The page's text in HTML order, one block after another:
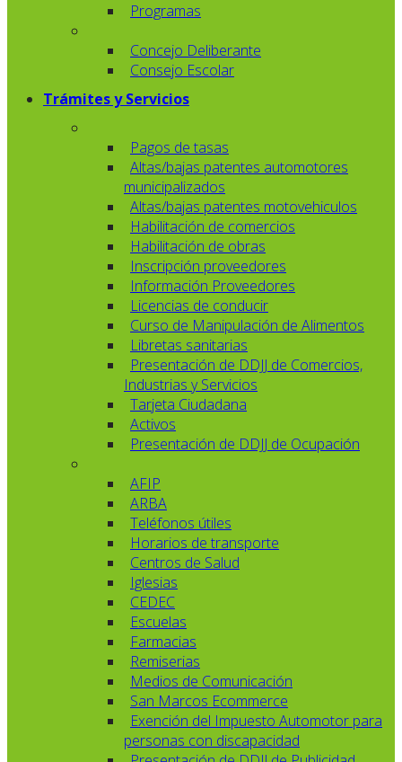
Programas
Concejo Deliberante
Consejo Escolar
Trámites y Servicios
Pagos de tasas
Altas/bajas patentes automotores
municipalizados
Altas/bajas patentes motovehiculos
Habilitación de comercios
Habilitación de obras
Inscripción proveedores
Información Proveedores
Licencias de conducir
Curso de Manipulación de Alimentos
Libretas sanitarias
Presentación de DDJJ de Comercios,
Industrias y Servicios
Tarjeta Ciudadana
Activos
Presentación de DDJJ de Ocupación
AFIP
ARBA
Teléfonos útiles
Horarios de transporte
Centros de Salud
Iglesias
CEDEC
Escuelas
Farmacias
Remiserias
Medios de Comunicación
San Marcos Ecommerce
Exención del Impuesto Automotor para
personas con discapacidad